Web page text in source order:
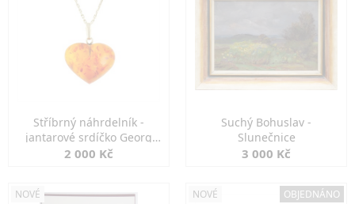
Stříbrný náhrdelník -
jantarové srdíčko Georg
Kramer
2 000 Kč
Suchý Bohuslav -
Slunečnice
3 000 Kč
NOVÉ NOVÉ OBJEDNÁNO